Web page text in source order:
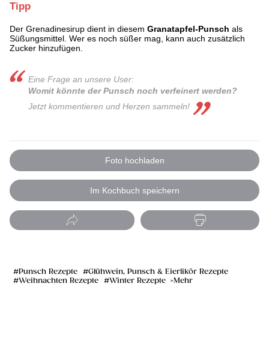
Tipp
Der Grenadinesirup dient in diesem Granatapfel-Punsch als
Süßungsmittel. Wer es noch süßer mag, kann auch zusätzlich
Zucker hinzufügen.
Eine Frage an unsere User:
Womit könnte der Punsch noch verfeinert werden?
Jetzt kommentieren und Herzen sammeln!
Foto hochladen
Im Kochbuch speichern
Punsch Rezepte
Glühwein, Punsch & Eierlikör Rezepte
Weihnachten Rezepte
Winter Rezepte Mehr